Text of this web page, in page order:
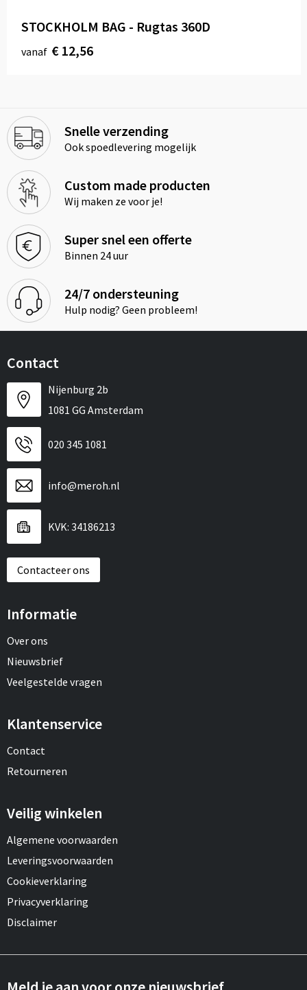
STOCKHOLM BAG - Rugtas 360D
vanaf € 12,56
Snelle verzending
Ook spoedlevering mogelijk
Custom made producten
Wij maken ze voor je!
Super snel een offerte
Binnen 24 uur
24/7 ondersteuning
Hulp nodig? Geen probleem!
Contact
Nijenburg 2b
1081 GG Amsterdam
020 345 1081
info@meroh.nl
KVK: 34186213
Contacteer ons
Informatie
Over ons
Nieuwsbrief
Veelgestelde vragen
Klantenservice
Contact
Retourneren
Veilig winkelen
Algemene voorwaarden
Leveringsvoorwaarden
Cookieverklaring
Privacyverklaring
Disclaimer